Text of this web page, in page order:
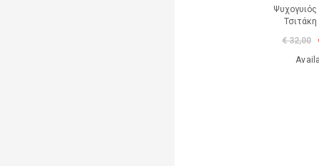
€ 32,00